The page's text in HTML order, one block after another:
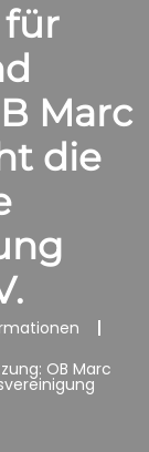
Marc
die
OB Marc